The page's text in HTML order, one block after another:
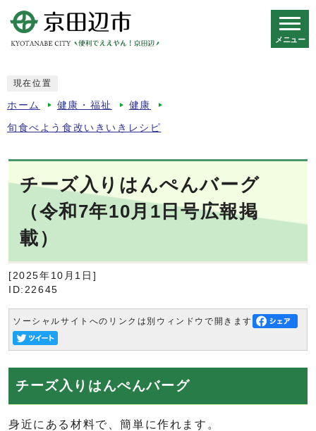
メニュー
現在位置
ホーム 健康・福祉 健康
旬食べよう食改いきいきレシピ
チーズ入りはんぺんバーグ
（令和7年10月1日号広報掲
載）
[2025年10月1日]
ID:22645
ソーシャルサイトへのリンクは別ウィンドウで開きます
チーズ入りはんぺんバーグ
身近にある材料で、簡単に作れます。